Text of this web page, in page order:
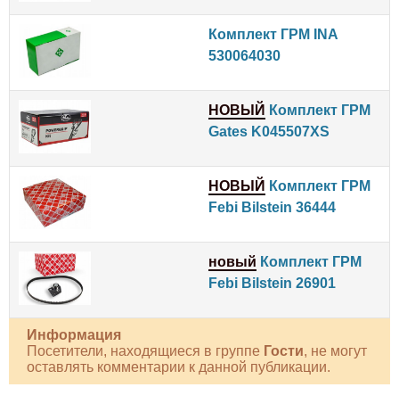
Комплект ГРМ INA
530064030
НОВЫЙ Комплект ГРМ
Gates K045507XS
НОВЫЙ Комплект ГРМ
Febi Bilstein 36444
новый Комплект ГРМ
Febi Bilstein 26901
Информация
Посетители, находящиеся в группе Гости, не могут
оставлять комментарии к данной публикации.